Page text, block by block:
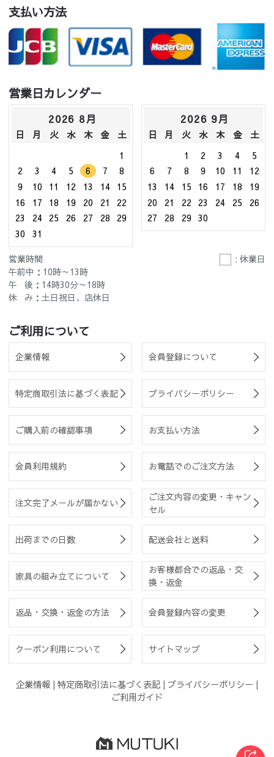
支払い方法
営業日カレンダー
2026 8月
日 月 火 水 木 金
土
1
2
3 4 5 6 7
8
9
10 11 12 13 14
15
16
17 18 19 20 21
22
23
24 25 26 27 28
29
30
31
2026 9月
日 月 火 水 木 金
土
1
2 3 4
5
6
7 8 9 10 11
12
13
14 15 16 17 18
19
20
21 22 23 24 25
26
27
28 29 30
営業時間
: 休業日
午前中：10時～13時
午 後：14時30分～18時
休 み：土日祝日、店休日
ご利用について
企業情報 会員登録について
特定商取引法に基づく表記 プライバシーポリシー
ご購入前の確認事項 お支払い方法
会員利用規約 お電話でのご注文方法
注文完了メールが届かない
ご注文内容の変更・キャン
セル
出荷までの日数 配送会社と送料
家具の組み立てについて
お客様都合での返品・交
換・返金
返品・交換・返金の方法 会員登録内容の変更
クーポン利用について サイトマップ
企業情報 | 特定商取引法に基づく表記 | プライバシーポリシー |
ご利用ガイド